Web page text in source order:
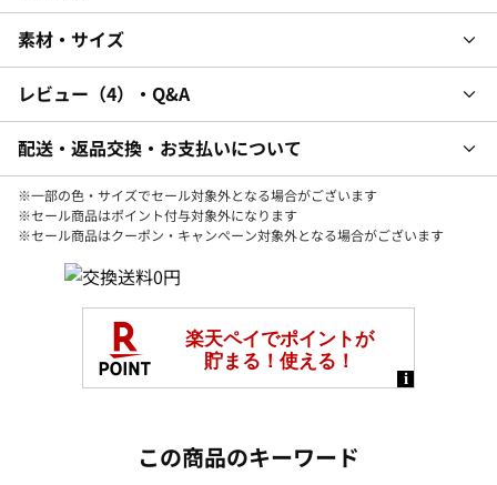
素材・サイズ
レビュー 4 ・Q&A
配送・返品交換・お支払いについて
※一部の色・サイズでセール対象外となる場合がございます
※セール商品はポイント付与対象外になります
※セール商品はクーポン・キャンペーン対象外となる場合がございます
この商品のキーワード